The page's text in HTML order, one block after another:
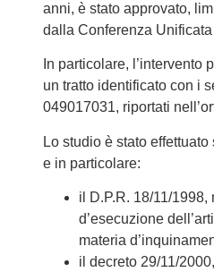
anni, è stato approvato,
dalla Conferenza
In particolare,
un tratto identificato con i
049017031, riportati
Lo studio è stato
e in particolare:
il D.P.R. 18/11/1998,
d’esecuzione
materia
il decreto 29/11/